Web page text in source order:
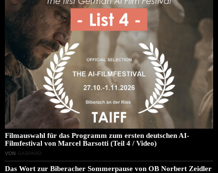
Filmauswahl für das Programm zum ersten deutschen AI-
Filmfestival von Marcel Barsotti (Teil 4 / Video)
VON GASPARD
Das Wort zur Biberacher Sommerpause von OB Norbert Zeidler